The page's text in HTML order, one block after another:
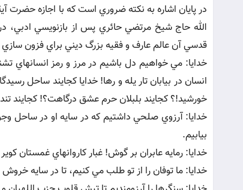
در پايان اشاره به نکته ضروري است که با اجازه حضرت
الله حاج شيخ مرتضي حائري پس از بازنويسي ادبي،
قدسي آن عالم عارف و فقيه بزرگ ديني براي فزون
خدايا: مي خواهيم دل باشيم در مرز و رمز انسانهاي
انسان در بيابان تار يله و رها! خدايا کجايند ساحل
خورشيد!؟ کجايند بلبلان حرم عشق درگاهت؟! کجايند
خدايا: آرزوي صلحي داشتيم که در سايه او در ساحل
بيابيم.
خدايا: رمايه عابران بر گوش! غبار کاروانهاي غمستان
خدايا: ما توفان را از تو طلب مي کنيم، تا در سايه